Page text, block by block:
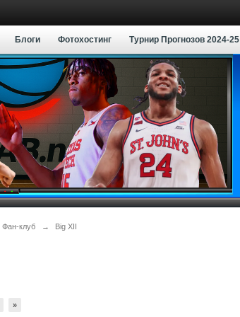
Блоги Фотохостинг Турнир Прогнозов 2024-25
Фан-клуб → Big XII
»